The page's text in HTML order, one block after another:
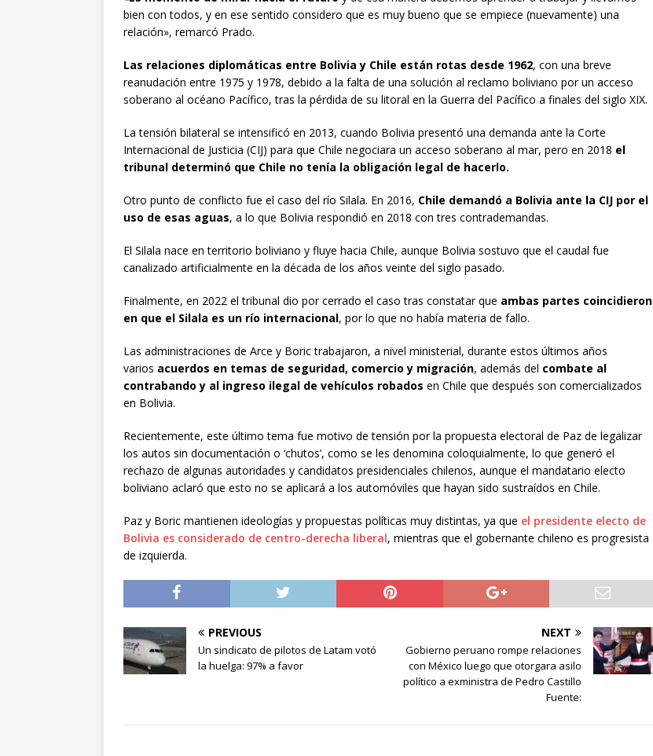
bien con todos, y en ese sentido considero que es muy bueno que se empiece (nuevamente) una
relación», remarcó Prado.
Las relaciones diplomáticas entre Bolivia y Chile están rotas desde 1962, con una breve
reanudación entre 1975 y 1978, debido a la falta de una solución al reclamo boliviano por un acceso
soberano al océano Pacífico, tras la pérdida de su litoral en la Guerra del Pacífico a finales del siglo XIX.
La tensión bilateral se intensificó en 2013, cuando Bolivia presentó una demanda ante la Corte
Internacional de Justicia (CIJ) para que Chile negociara un acceso soberano al mar, pero en 2018 el
tribunal determinó que Chile no tenía la obligación legal de hacerlo.
Otro punto de conflicto fue el caso del río Silala. En 2016, Chile demandó a Bolivia ante la CIJ por el
uso de esas aguas, a lo que Bolivia respondió en 2018 con tres contrademandas.
El Silala nace en territorio boliviano y fluye hacia Chile, aunque Bolivia sostuvo que el caudal fue
canalizado artificialmente en la década de los años veinte del siglo pasado.
Finalmente, en 2022 el tribunal dio por cerrado el caso tras constatar que ambas partes coincidieron
en que el Silala es un río internacional, por lo que no había materia de fallo.
Las administraciones de Arce y Boric trabajaron, a nivel ministerial, durante estos últimos años
varios acuerdos en temas de seguridad, comercio y migración, además del combate al
contrabando y al ingreso ilegal de vehículos robados en Chile que después son comercializados
en Bolivia.
Recientemente, este último tema fue motivo de tensión por la propuesta electoral de Paz de legalizar
los autos sin documentación o ‘chutos’, como se les denomina coloquialmente, lo que generó el
rechazo de algunas autoridades y candidatos presidenciales chilenos, aunque el mandatario electo
boliviano aclaró que esto no se aplicará a los automóviles que hayan sido sustraídos en Chile.
Paz y Boric mantienen ideologías y propuestas políticas muy distintas, ya que el presidente electo de
Bolivia es considerado de centro-derecha liberal, mientras que el gobernante chileno es progresista
de izquierda.
PREVIOUS
Un sindicato de pilotos de Latam votó
la huelga: 97% a favor
NEXT
Gobierno peruano rompe relaciones
con México luego que otorgara asilo
político a exministra de Pedro Castillo
Fuente: